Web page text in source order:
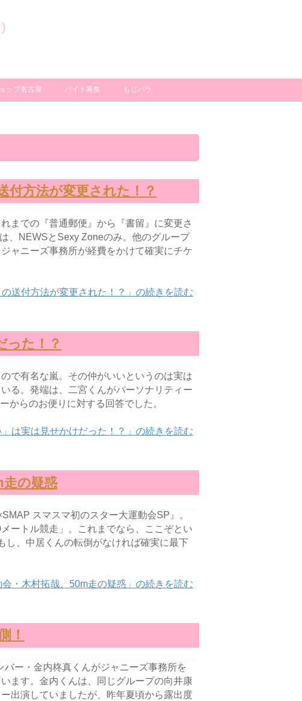
ップ名古屋 バイト募集 もじパラ
付方法が変更された！？
までの『普通郵便』から『書留』に変更さ
、NEWSとSexy Zoneのみ。他のグループ
ャニーズ事務所が経費をかけて確実にチケ
送付方法が変更された！？」の続きを読む
った！？
で有名な嵐。その仲がいいというのは実は
る。発端は、二宮くんがパーソナリティー
からのお便りに対する回答でした。
」は実は見せかけだった！？」の続きを読む
走の疑惑
スマスマ初のスター大運動会SP』。
ートル競走」。これまでなら、ここぞとい
し、中居くんの転倒がなければ確実に最下
会・木村拓哉、50m走の疑惑」の続きを読む
！
ー・金内柊真くんがジャニーズ事務所を
ます。金内くんは、同じグループの向井康
出演していましたが、昨年夏頃から露出度